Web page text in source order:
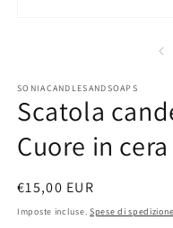
finestra
modale
SONIACANDLESANDSOAPS
Scatola
Cuore in
Prezzo
di
€15,00 EUR
Imposte incluse. Spese di spedizione